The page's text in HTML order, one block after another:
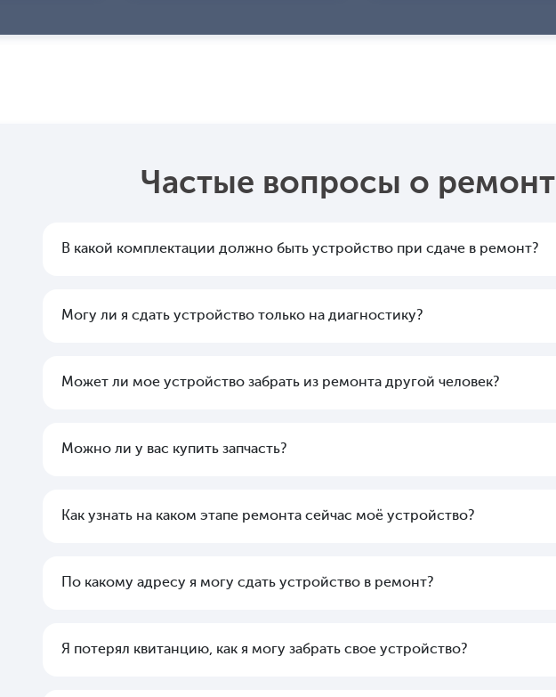
Частые вопросы о
В какой комплектации должно быть устройство при сдаче в ремонт?
Могу ли я сдать устройство только на диагностику?
Может ли мое устройство забрать из ремонта другой человек?
Можно ли у вас купить запчасть?
Как узнать на каком этапе ремонта сейчас моё устройство?
По какому адресу я могу сдать устройство в ремонт?
Я потерял квитанцию, как я могу забрать свое устройство?